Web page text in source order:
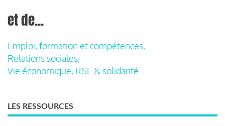
et de...
Emploi, formation et compétences,
Relations sociales,
Vie économique, RSE & solidarité
LES RESSOURCES